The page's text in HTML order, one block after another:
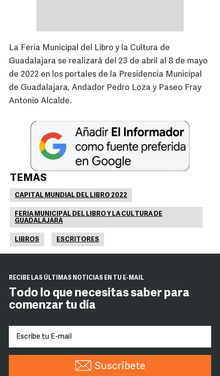
La Feria Municipal del Libro y la Cultura de
Guadalajara se realizará del 23 de abril al 8 de mayo
de 2022 en los portales de la Presidencia Municipal
de Guadalajara, Andador Pedro Loza y Paseo Fray
Antonio Alcalde.
TEMAS
CAPITAL MUNDIAL DEL LIBRO 2022
FERIA MUNICIPAL DEL LIBRO Y LA CULTURA DE
GUADALAJARA
LIBROS ESCRITORES
RECIBE LAS ÚLTIMAS NOTICIAS EN TU E-MAIL
Todo lo que necesitas saber para
comenzar tu día
Suscríbete